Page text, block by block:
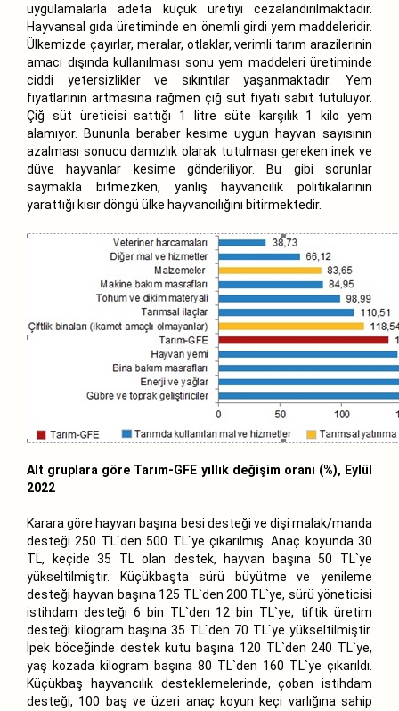
uygulamalarla adeta küçük üretiyi cezalandırılmaktadır.
Hayvansal gıda üretiminde en önemli girdi yem maddeleridir.
Ülkemizde çayırlar, meralar, otlaklar, verimli tarım arazilerinin
amacı dışında kullanılması sonu yem maddeleri üretiminde
ciddi yetersizlikler ve sıkıntılar yaşanmaktadır. Yem
fiyatlarının artmasına rağmen çiğ süt fiyatı sabit tutuluyor.
Çiğ süt üreticisi sattığı 1 litre süte karşılık 1 kilo yem
alamıyor. Bununla beraber kesime uygun hayvan sayısının
azalması sonucu damızlık olarak tutulması gereken inek ve
düve hayvanlar kesime gönderiliyor. Bu gibi sorunlar
saymakla bitmezken, yanlış hayvancılık politikalarının
yarattığı kısır döngü ülke hayvancılığını bitirmektedir.
Alt gruplara göre Tarım-GFE yıllık değişim oranı (%), Eylül
2022
Karara göre hayvan başına besi desteği ve dişi malak/manda
desteği 250 TL`den 500 TL`ye çıkarılmış. Anaç koyunda 30
TL, keçide 35 TL olan destek, hayvan başına 50 TL`ye
yükseltilmiştir. Küçükbaşta sürü büyütme ve yenileme
desteği hayvan başına 125 TL`den 200 TL`ye, sürü yöneticisi
istihdam desteği 6 bin TL`den 12 bin TL`ye, tiftik üretim
desteği kilogram başına 35 TL`den 70 TL`ye yükseltilmiştir.
İpek böceğinde destek kutu başına 120 TL`den 240 TL`ye,
yaş kozada kilogram başına 80 TL`den 160 TL`ye çıkarıldı.
Küçükbaş hayvancılık desteklemelerinde, çoban istihdam
desteği, 100 baş ve üzeri anaç koyun keçi varlığına sahip